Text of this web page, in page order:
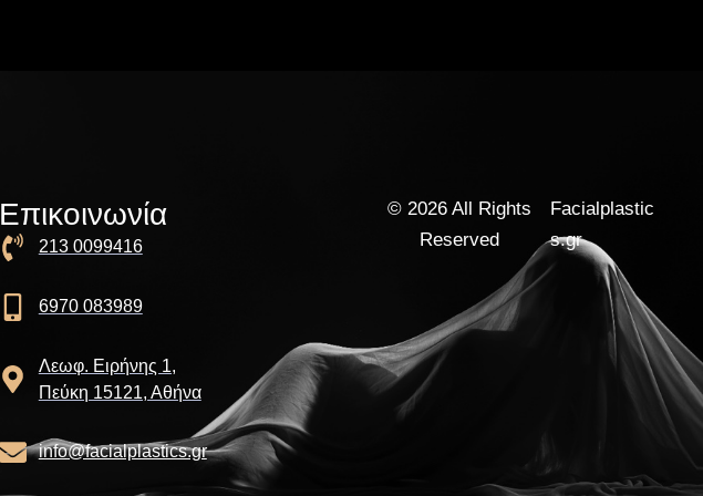
Επικοινωνία
213 0099416
6970 083989
Λεωφ. Ειρήνης 1,
Πεύκη 15121, Αθήνα
info@facialplastics.gr
© 2026 All Rights
Reserved
Facialplastic
s.gr